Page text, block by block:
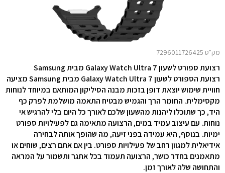
מק"ט 7296011726425
רצועת ספורט לשעון Galaxy Watch Ultra 7 מבית
Samsung
רצועת הספורט לשעון Galaxy Watch Ultra 7 מבית Samsung מציעה
חוויית שימוש יוצאת דופן בזכות מבנה הסיליקון המותאם במיוחד לנוחות
מקסימלית. החומר הרך והגמיש מבטיח התאמה מושלמת לפרק כף
היד, כך שתוכלו ליהנות מהשעון שלכם לאורך כל היום בלי להרגיש אי
נוחות. עם עיצוב עמיד במים, הרצועה מתאימה גם לפעילויות ספורט
ימיות. בנוסף, היא עמידה בפני זיעה, מה שהופך אותה לבחירה
אידיאלית למגוון רחב של פעילויות ספורט. בין אם אתם רצים, שוחים או
מתאמנים בחדר כושר, הרצועה תעמוד בכל אתגר ותשמור על המראה
והתחושה שלה לאורך זמן.